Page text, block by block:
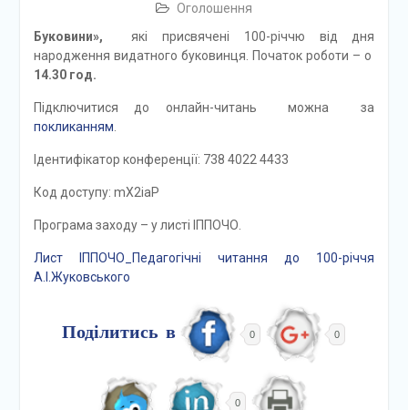
Оголошення
Буковини»,які присвячені 100-річчю від дня
народження видатного буковинця. Початок роботи – о
14.30 год.
Підключитися до онлайн-читань можна за
покликанням
Ідентифікатор конференції: 738 4022 4433
Код доступу: mX2iaP
Програма заходу – у листі ІППОЧО.
Лист ІППОЧО_Педагогічні читання до 100-річчя
А.І.Жуковського
Поділитись в 0 0
0